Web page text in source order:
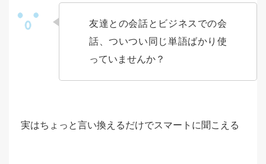
友達との会話とビジネスでの会
話、ついつい同じ単語ばかり使
っていませんか？
実はちょっと言い換えるだけでスマートに聞こえる